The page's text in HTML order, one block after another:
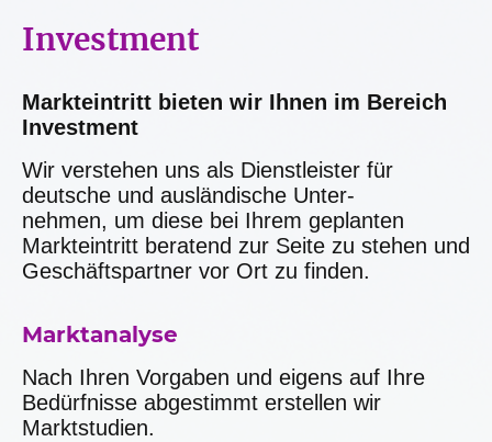
Investment
Markteintritt bieten wir Ihnen im Bereich
Investment
Wir verstehen uns als Dienstleister für
deutsche und ausländische Unter-
nehmen, um diese bei Ihrem geplanten
Markteintritt beratend zur Seite zu stehen und
Geschäftspartner vor Ort zu finden.
Marktanalyse
Nach Ihren Vorgaben und eigens auf Ihre
Bedürfnisse abgestimmt erstellen wir
Marktstudien.